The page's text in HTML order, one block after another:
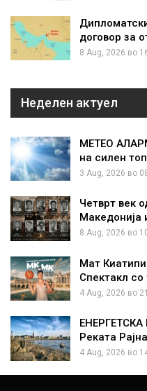
договор за
8 Aug, 2026 во
Неделен актуел
МЕТЕО
на силен
3 Aug, 2026 во
Четврт век
Македонија
8 Aug, 2026 во
Мат
Спектакл со
4 Aug, 2026 во
Реката
4 Aug, 2026 во